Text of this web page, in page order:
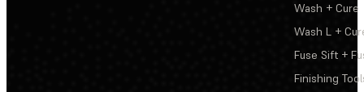
Wash + Cure
Wash L +
Fuse Sift +
Finishing